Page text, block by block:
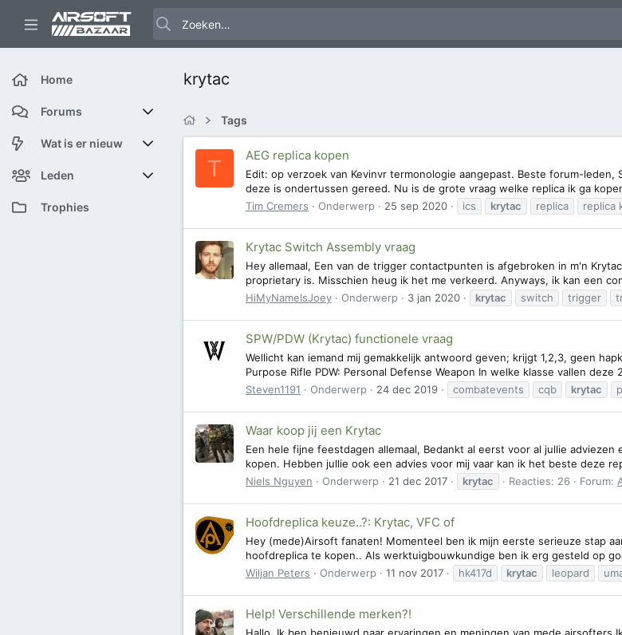
Home
Forums
Nieuwe berichten
Zoek forums
Wat is er nieuw
Featured content
Nieuwe berichten
Leden
Huidige bezoekers
Trophies
krytac
Tags
T AEG replica kopen
Edit: op verzoek van Kevinvr termonologie aangepast. Beste forum-
deze is ondertussen gereed. Nu is de grote vraag welke replica ik ga
Tim Cremers
Onderwerp 25 sep 2020 ics krytac replica replica
Krytac Switch Assembly vraag
Hey allemaal, Een van de trigger contactpunten is afgebroken in m'n
proprietary is. Misschien heug ik het me verkeerd. Anyways, ik kan een
HiMyNameIsJoey
Onderwerp 3 jan 2020 krytac switch trigger
SPW/PDW (Krytac) functionele vraag
Wellicht kan iemand mij gemakkelijk antwoord geven; krijgt 1,2,3, geen
Purpose Rifle PDW: Personal Defense Weapon In welke klasse vallen
Steven1191
Onderwerp 24 dec 2019 combatevents cqb krytac
Waar koop jij een Krytac
Een hele fijne feestdagen allemaal, Bedankt al eerst voor al jullie
kopen. Hebben jullie ook een advies voor mij vaar kan ik het beste deze
Niels Nguyen
Onderwerp 21 dec 2017 krytac Reacties: 26 Forum:
Hoofdreplica keuze..?: Krytac, VFC of
Hey (mede)Airsoft fanaten! Momenteel ben ik mijn eerste serieuze stap
hoofdreplica te kopen.. Als werktuigbouwkundige ben ik erg gesteld op
Wiljan Peters
Onderwerp 11 nov 2017 hk417d krytac leopard
Help! Verschillende merken?!
Hallo, Ik ben benieuwd naar ervaringen en meningen van mede